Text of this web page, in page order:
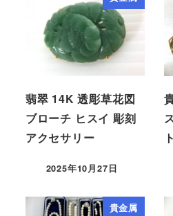
翡翠 14K 透彫草花図
ブローチ ヒスイ 彫刻
アクセサリー
2025年10月27日
ト
貴金属